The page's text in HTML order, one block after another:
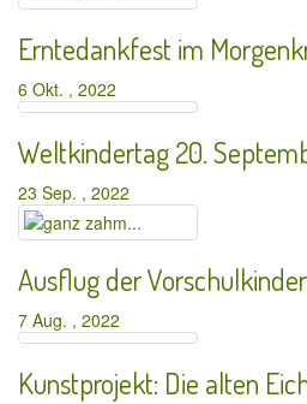
Erntedankfest im
6 Okt. , 2022
Weltkindertag 20.
23 Sep. , 2022
Ausflug der
7 Aug. , 2022
Kunstprojekt: Die alten